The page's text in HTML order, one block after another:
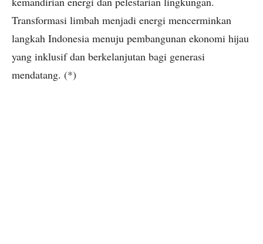
Transformasi limbah menjadi energi mencerminkan
langkah Indonesia menuju pembangunan ekonomi hijau
yang inklusif dan berkelanjutan bagi generasi
mendatang. (*)